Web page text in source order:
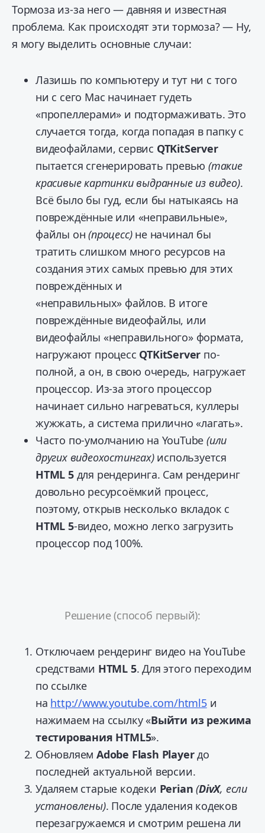
Тормоза из-за него — давняя и известная
проблема. Как происходят эти тормоза? — Ну,
я могу выделить основные случаи:
Лазишь по компьютеру и тут ни с того
ни с сего Mac начинает гудеть
«пропеллерами» и подтормаживать. Это
случается тогда, когда попадая в папку с
видеофайлами, сервис QTKitServer
пытается сгенерировать превью (такие
красивые картинки выдранные из видео).
Всё было бы гуд, если бы натыкаясь на
повреждённые или «неправильные»,
файлы он(процесс)не начинал бы
тратить слишком много ресурсов на
создания этих самых превью для этих
повреждённых и
«неправильных» файлов. В итоге
повреждённые видеофайлы, или
видеофайлы «неправильного» формата,
нагружают процесс QTKitServer по-
полной, а он, в свою очередь, нагружает
процессор. Из-за этого процессор
начинает сильно нагреваться, куллеры
жужжать, а система прилично «лагать».
Часто по-умолчанию на YouTube (или
других видеохостингах)используется
HTML 5для рендеринга. Сам рендеринг
довольно ресурсоёмкий процесс,
поэтому, открыв несколько вкладок с
HTML 5-видео, можно легко загрузить
процессор под 100%.
Решение (способ первый):
Отключаем рендеринг видео на YouTube
средствами HTML 5. Для этого переходим
по ссылке
на http://www.youtube.com/html5и
нажимаем на ссылку «Выйти из режима
тестирования HTML5».
Обновляем Adobe Flash Playerдо
последней актуальной версии.
Удаляем старые кодеки Perian (DivX, если
установлены). После удаления кодеков
перезагружаемся и смотрим решена ли